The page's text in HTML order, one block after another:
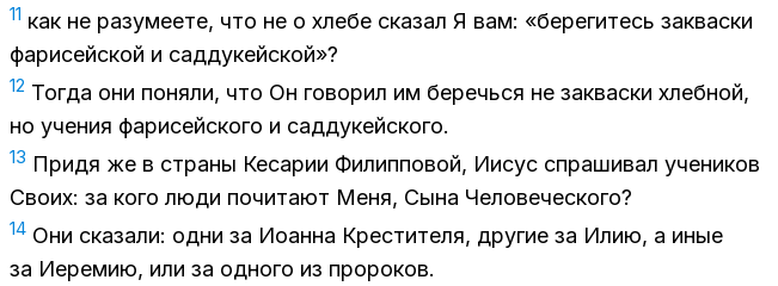
11 как не ра­зу­ме­е­те, что не о хле­бе ска­зал Я вам: «бе­ре­ги­тесь за­квас­ки
фа­ри­сей­ской и сад­ду­кей­ской»?
12 То­гда они по­ня­ли, что Он го­во­рил им бе­речь­ся не за­квас­ки хлеб­ной,
но уче­ния фа­ри­сей­ско­го и сад­ду­кей­ско­го.
13 При­дя же в стра­ны Ке­са­рии Фи­лип­по­вой, Иисус спра­ши­вал уче­ни­ков
Сво­их: за кого люди по­чи­та­ют Меня, Сына Че­ло­ве­че­ско­го?
14 Они ска­за­ли: одни за Иоан­на Кре­сти­те­ля, дру­гие за Илию, а иные
за Иере­мию, или за од­но­го из про­ро­ков.